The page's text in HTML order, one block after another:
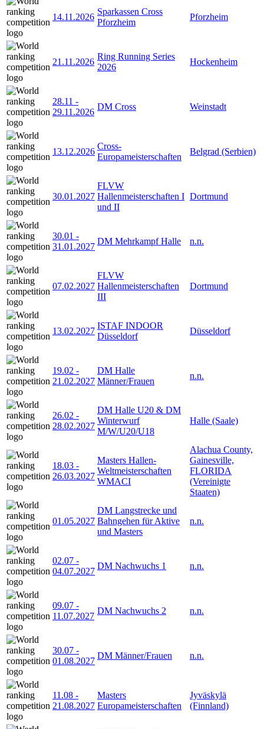
14.11.2026
Sparkassen Cross
Pforzheim
Pforzheim
21.11.2026
Ring Running Series
2026
Hockenheim
28.11 -
29.11.2026
DM Cross Weinstadt
13.12.2026
Cross-
Europameisterschaften
Belgrad (Serbien)
30.01.2027
FLVW
Hallenmeisterschaften I
und II
Dortmund
30.01 -
31.01.2027
DM Mehrkampf Halle n.n.
07.02.2027
FLVW
Hallenmeisterschaften
III
Dortmund
13.02.2027
ISTAF INDOOR
Düsseldorf
Düsseldorf
19.02 -
21.02.2027
DM Halle
Männer/Frauen
n.n.
26.02 -
28.02.2027
DM Halle U20 & DM
Winterwurf
M/W/U20/U18
Halle (Saale)
18.03 -
26.03.2027
Masters Hallen-
Weltmeisterschaften
WMACI
Alachua County,
Gainesville,
FLORIDA
(Vereinigte
Staaten)
01.05.2027
DM Langstrecke und
Bahngehen für Aktive
und Masters
n.n.
02.07 -
04.07.2027
DM Nachwuchs 1 n.n.
09.07 -
11.07.2027
DM Nachwuchs 2 n.n.
30.07 -
01.08.2027
DM Männer/Frauen n.n.
11.08 -
21.08.2027
Masters
Europameisterschaften
Jyväskylä
(Finnland)